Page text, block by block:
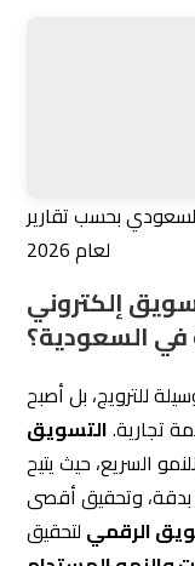
في السعودية؟
تجارية.التسويق
السريع، حيث يتيح
وتحقيق أقصى
الرقميلتحقيق
والنمو المستدام
في نمو الشركات
وزيادة المبيعات